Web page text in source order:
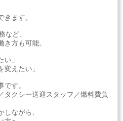
ます。
など、
方も可能。
い」
変えたい」
す。
タクシー送迎スタッフ／燃料費負
ながら、